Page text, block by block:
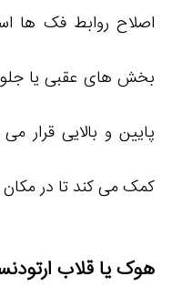
اصلاح روابط فک ها
بخش های عقبی یا
پایین و بالایی قرار
کمک می کند تا در
هوک یا قلاب